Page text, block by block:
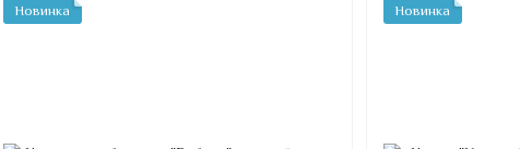
Новинка Новинка